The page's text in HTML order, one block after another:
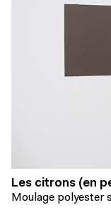
Les citrons (en
Moulage polyester